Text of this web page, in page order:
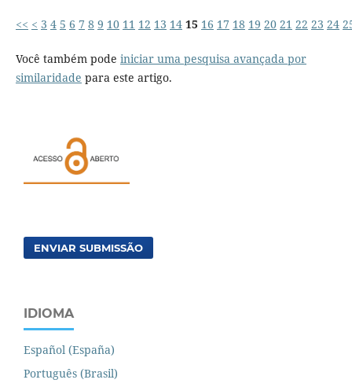
<< < 3 4 5 6 7 8 9 10 11 12 13 14 15 16 17 18 19 20 21 22 23 24
Você também pode iniciar uma pesquisa avançada por
similaridade para este artigo.
ENVIAR SUBMISSÃO
IDIOMA
Español (España)
Português (Brasil)